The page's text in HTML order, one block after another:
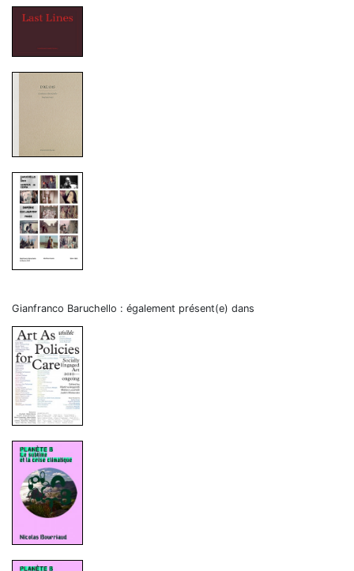
Gianfranco Baruchello : également présent(e) dans